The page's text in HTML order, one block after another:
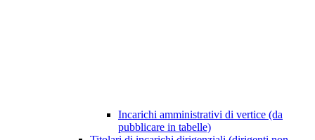
Incarichi amministrativi di vertice (da
pubblicare in tabelle)